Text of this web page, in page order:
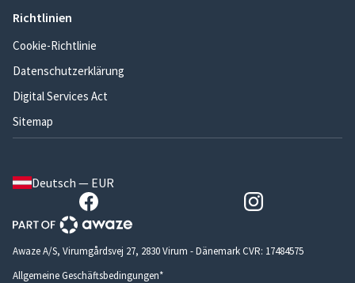
Richtlinien
Cookie-Richtlinie
Datenschutzerklärung
Digital Services Act
Sitemap
Deutsch — EUR
Awaze A/S, Virumgårdsvej 27, 2830 Virum - Dänemark CVR: 17484575
Allgemeine Geschäftsbedingungen*